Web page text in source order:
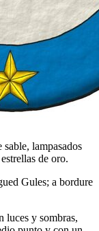
sable, lampasados
de oro.
Gules; a bordure
luces y sombras,